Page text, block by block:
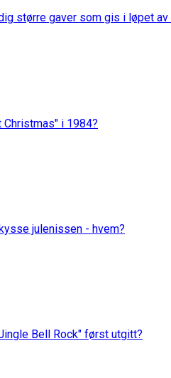
større gaver som gis i løpet av
i 1984?
julenissen - hvem?
Bell Rock" først utgitt?